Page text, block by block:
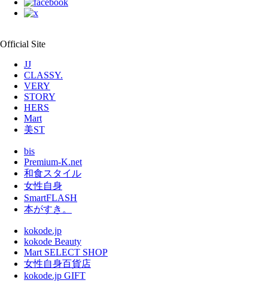
Official Site
JJ
CLASSY.
VERY
STORY
HERS
Mart
美ST
bis
Premium-K.net
和食スタイル
女性自身
SmartFLASH
本がすき。
kokode.jp
kokode Beauty
Mart SELECT SHOP
女性自身百貨店
kokode.jp GIFT